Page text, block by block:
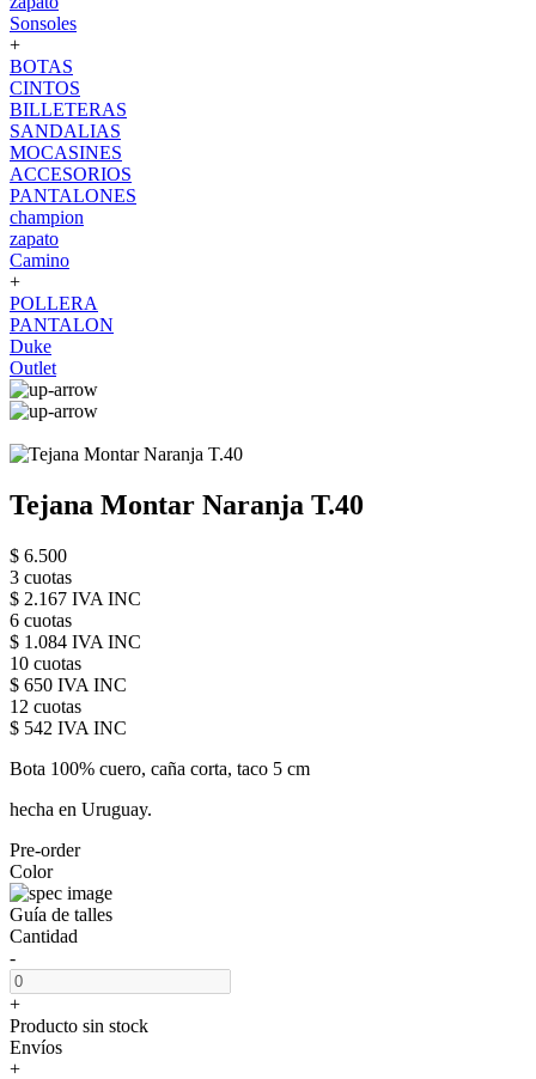
Sonsoles
+
BOTAS
CINTOS
BILLETERAS
SANDALIAS
MOCASINES
ACCESORIOS
PANTALONES
champion
zapato
Camino
+
POLLERA
PANTALON
Duke
Outlet
Tejana Montar Naranja T.40
$ 6.500
3 cuotas
$ 2.167 IVA INC
6 cuotas
$ 1.084 IVA INC
10 cuotas
$ 650 IVA INC
12 cuotas
$ 542 IVA INC
Bota 100% cuero, caña corta, taco 5 cm
hecha en Uruguay.
Pre-order
Color
Guía de talles
Cantidad
-
+
Producto sin stock
Envíos
+